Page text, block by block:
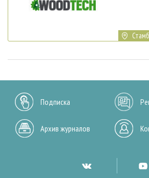
Подписка
Архив журналов